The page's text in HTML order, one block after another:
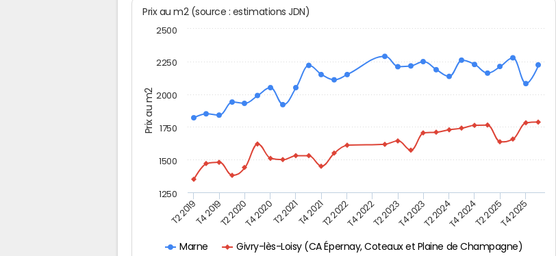
Prix au m2
Prix au m2 (source : estimations JDN)
Marne Givry-lès-Loisy (CA Épernay, Coteaux et Plaine de Champagne)
T2 2019T4 2019T2 2020T4 2020T2 2021T4 2021T2 2022T4 2022T2 2023T4 2023T2 2024T4 2024T2 2025T4 2025
1250
1500
1750
2000
2250
2500